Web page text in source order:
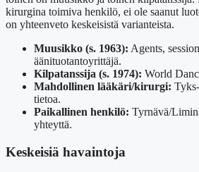
kirurgina toimiva henkilö, ei ole saanut
on yhteenveto keskeisistä varianteista.
Muusikko (s. 1963): Agents,
äänituotantoyrittäjä.
Kilpatanssija (s. 1974): World
Mahdollinen lääkäri/kirurgi:
tietoa.
Paikallinen henkilö: Tyrnävä/
yhteyttä.
Keskeisiä havaintoja